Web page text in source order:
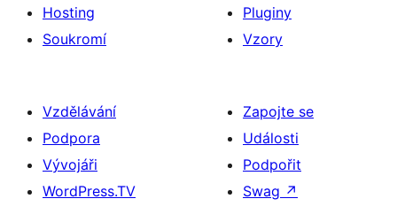
Hosting
Soukromí
Pluginy
Vzory
Vzdělávání
Podpora
Vývojáři
WordPress.TV
Zapojte se
Události
Podpořit
Swag ↗